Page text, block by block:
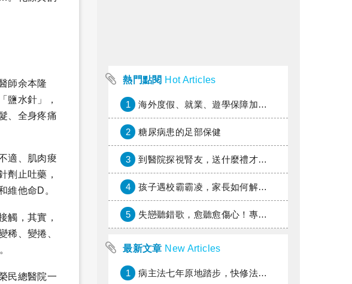
師余本隆
鹽水針」，
、全身疼痛
適、肌肉痠
劑止吐藥，
維他命D。
觸，其實，
稀、變捲、
民總醫院一
熱門點閱 Hot Articles
1 海外度假、就業、遊學保障加倍，富邦產險「一期逐夢」專案加碼遠距醫療與緊急救援
2 糖尿病患的足部保健
3 到醫院探視腎友，送什麼禮才好？
4 孩子遇校霸霸凌，家長如何解圍？
5 失戀聽錯歌，愈聽愈傷心！專家教你挑對療傷情歌
最新文章 New Articles
1 病主法七年原地踏步，快修法讓病人自主決定善終